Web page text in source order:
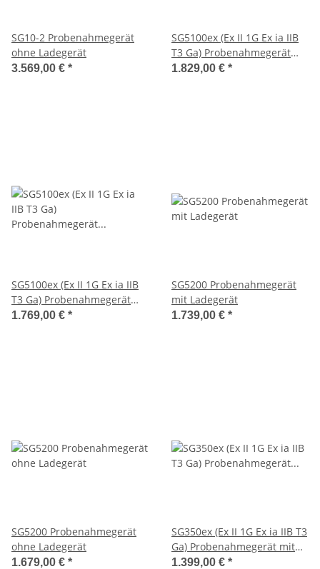
SG10-2 Probenahmegerät
ohne Ladegerät
3.569,00 € *
SG5100ex (Ex II 1G Ex ia IIB
T3 Ga) Probenahmegerät
mit Ladegerät
1.829,00 € *
SG5100ex (Ex II 1G Ex ia IIB
T3 Ga) Probenahmegerät
ohne Ladegerät
1.769,00 € *
SG5200 Probenahmegerät
mit Ladegerät
1.739,00 € *
SG5200 Probenahmegerät
ohne Ladegerät
1.679,00 € *
SG350ex (Ex II 1G Ex ia IIB T3
Ga) Probenahmegerät mit
Ladegerät und Halter für
1.399,00 € *